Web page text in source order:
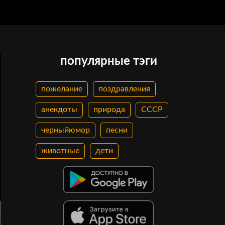
популярные тэги
пожелание поздравления
анекдоты природа СССР
черныйюмор песни
животные дети